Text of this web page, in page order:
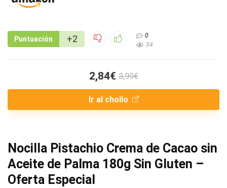
Puntuación +2
0
34
2,84€ 3,99€
Ir al chollo
Nocilla Pistachio Crema de Cacao sin
Aceite de Palma 180g Sin Gluten –
Oferta Especial